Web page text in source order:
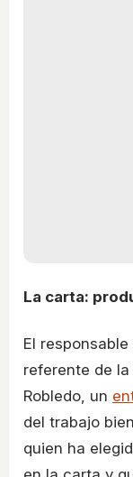
La carta:
El
referente de
Robledo, un
del trabajo
quien ha